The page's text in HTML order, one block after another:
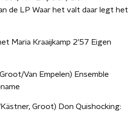
de LP Waar het valt daar legt het
Maria Kraaijkamp 2’57 Eigen
Van Empelen) Ensemble
Groot) Don Quishocking: